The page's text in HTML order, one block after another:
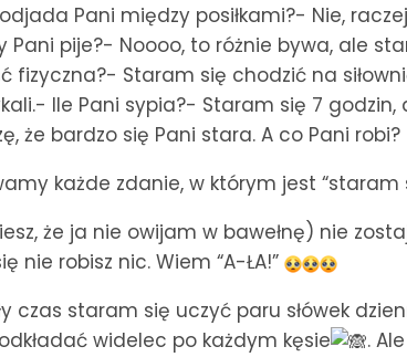
Pani między posiłkami?- Nie,
pije?- Noooo, to różnie bywa, ale
fizyczna?- Staram się chodzić na
Ile Pani sypia?- Staram się 7 godzin,
że bardzo się Pani stara. A co Pani robi?
każde zdanie, w którym jest “staram
że ja nie owijam w bawełnę) nie
nie robisz nic. Wiem “A-ŁA!”
czas staram się uczyć paru słówek
widelec po każdym kęsie
.